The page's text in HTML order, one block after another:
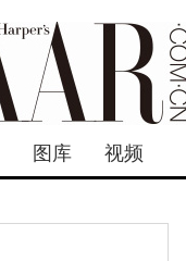
图库 视频